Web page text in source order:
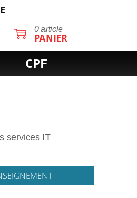
0 article
PANIER
CPF
services IT